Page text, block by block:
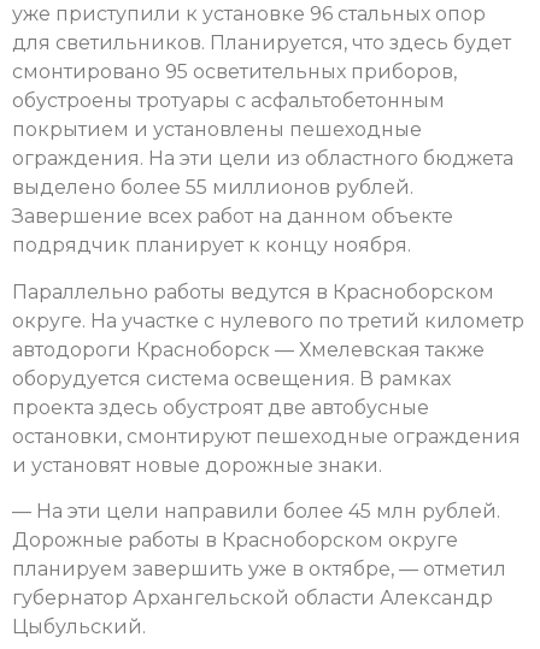
уже приступили к установке 96 стальных опор
для светильников. Планируется, что здесь будет
смонтировано 95 осветительных приборов,
обустроены тротуары с асфальтобетонным
покрытием и установлены пешеходные
ограждения. На эти цели из областного бюджета
выделено более 55 миллионов рублей.
Завершение всех работ на данном объекте
подрядчик планирует к концу ноября.
Параллельно работы ведутся в Красноборском
округе. На участке с нулевого по третий километр
автодороги Красноборск — Хмелевская также
оборудуется система освещения. В рамках
проекта здесь обустроят две автобусные
остановки, смонтируют пешеходные ограждения
и установят новые дорожные знаки.
— На эти цели направили более 45 млн рублей.
Дорожные работы в Красноборском округе
планируем завершить уже в октябре, — отметил
губернатор Архангельской области Александр
Цыбульский.